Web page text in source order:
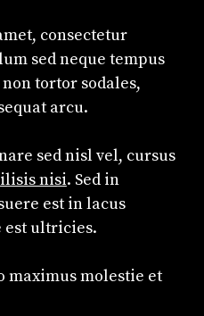
consectetur
sed neque tempus
tortor sodales,
arcu.
sed nisl vel, cursus
nisi. Sed in
est in lacus
est ultricies.
maximus molestie et